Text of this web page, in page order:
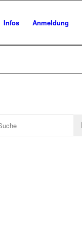
Infos Anmeldung